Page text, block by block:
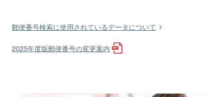
郵便番号検索に使用されているデータについて
2025年度版郵便番号の変更案内